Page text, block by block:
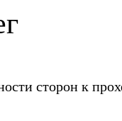
сторон к